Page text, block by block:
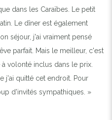
dans les Caraïbes. Le petit
Le dîner est également
séjour, j'ai vraiment pensé
parfait. Mais le meilleur, c'est
volonté inclus dans le prix.
j'ai quitté cet endroit. Pour
d'invités sympathiques. »